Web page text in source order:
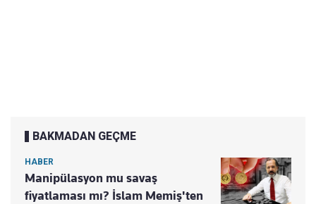
BAKMADAN GEÇME
HABER
Manipülasyon mu savaş
fiyatlaması mı? İslam Memiş'ten